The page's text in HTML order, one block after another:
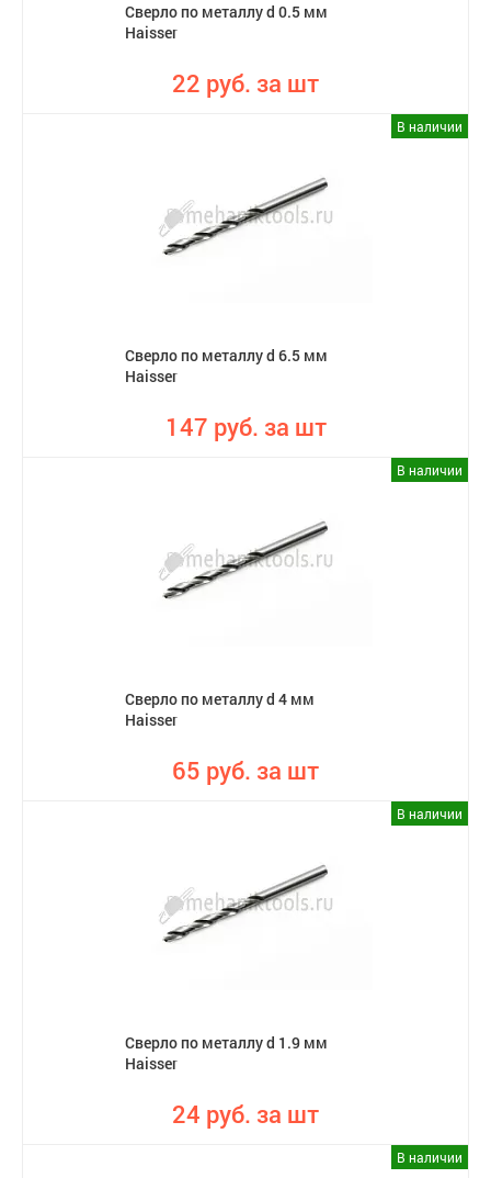
Сверло по металлу d 0.5 мм
Haisser
22 руб. за шт
В наличии
Сверло по металлу d 6.5 мм
Haisser
147 руб. за шт
В наличии
Сверло по металлу d 4 мм
Haisser
65 руб. за шт
В наличии
Сверло по металлу d 1.9 мм
Haisser
24 руб. за шт
В наличии